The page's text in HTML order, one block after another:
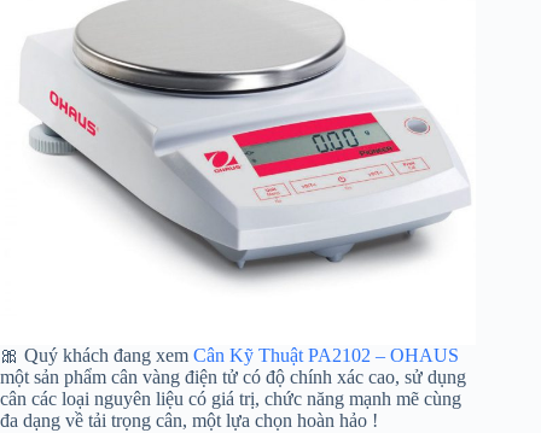
🎀 Quý khách đang xem Cân Kỹ Thuật PA2102 – OHAUS
một sản phẩm cân vàng điện tử có độ chính xác cao, sử dụng
cân các loại nguyên liệu có giá trị, chức năng mạnh mẽ cùng
đa dạng về tải trọng cân, một lựa chọn hoàn hảo !